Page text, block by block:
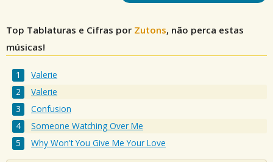
Top Tablaturas e Cifras por Zutons, não perca estas
músicas!
Valerie
Valerie
Confusion
Someone Watching Over Me
Why Won't You Give Me Your Love